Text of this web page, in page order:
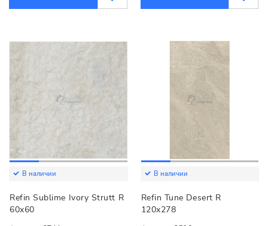
В наличии
Refin Sublime Ivory Strutt R
60x60
В наличии
Refin Tune Desert R
120x278